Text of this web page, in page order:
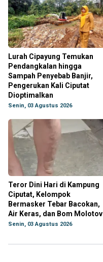
Lurah Cipayung Temukan
Pendangkalan hingga
Sampah Penyebab Banjir,
Pengerukan Kali Ciputat
Dioptimalkan
Senin, 03 Agustus 2026
Teror Dini Hari di Kampung
Ciputat, Kelompok
Bermasker Tebar Bacokan,
Air Keras, dan Bom Molotov
Senin, 03 Agustus 2026